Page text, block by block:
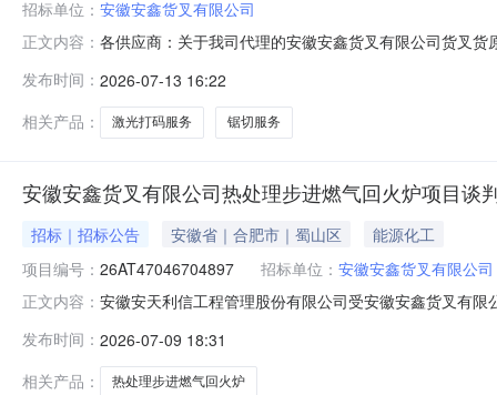
招标单位： 安徽安鑫货叉有限公司
正文内容： 各供应商：关于我司代理的安徽安鑫货叉有限公司货叉
发布时间： 2026-07-13 16:22
相关产品：
激光打码服务 锯切服务
安徽安鑫货叉有限公司热处理步进燃气回火炉项目谈
招标｜招标公告 安徽省｜合肥市｜蜀山区
能源化工
项目编号： 26AT47046704897 招标单位： 安徽安鑫货叉有限公司
正文内容： 安徽安天利信工程管理股份有限公司受安徽安鑫货叉有
采购项目编号：26AT470467048972.2采购包划分：1个
发布时间： 2026-07-09 18:31
相关产品：
热处理步进燃气回火炉